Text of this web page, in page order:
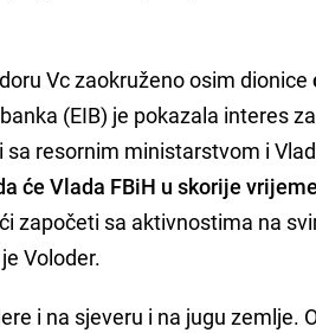
Vc zaokruženo osim dionice
(EIB) je pokazala interes
resornim ministarstvom i
će Vlada FBiH u skorije
započeti sa aktivnostima na
Voloder.
i na sjeveru i na jugu zemlje.